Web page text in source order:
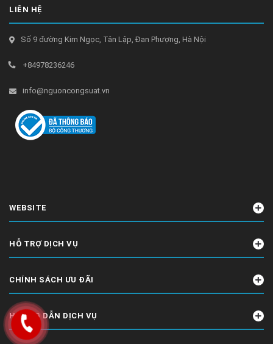
LIÊN HỆ
Số 9 đường Kim Ngọc, Tân Lập, Đan Phượng, Hà Nội
+84978236246
info@nguoncongsuat.vn
WEBSITE
HỖ TRỢ DỊCH VỤ
CHÍNH SÁCH ƯU ĐÃI
HƯỚNG DẪN DỊCH VỤ